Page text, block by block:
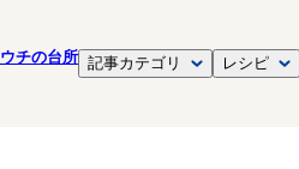
ウチの台所 記事カテゴリ レシピ